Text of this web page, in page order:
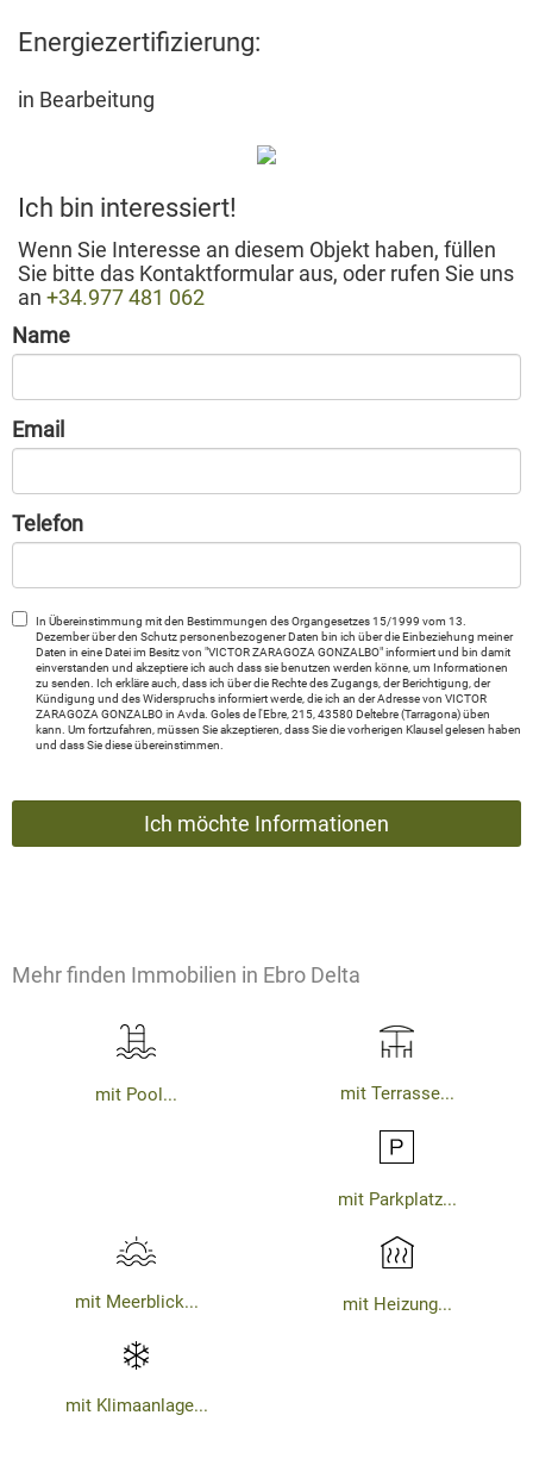
Energiezertifizierung:
in Bearbeitung
Ich bin interessiert!
Wenn Sie Interesse an diesem Objekt haben, füllen
Sie bitte das Kontaktformular aus, oder rufen Sie uns
an +34.977 481 062
Name
Email
Telefon
In Übereinstimmung mit den Bestimmungen des Organgesetzes 15/1999 vom 13.
Dezember über den Schutz personenbezogener Daten bin ich über die Einbeziehung meiner
Daten in eine Datei im Besitz von "VICTOR ZARAGOZA GONZALBO" informiert und bin damit
einverstanden und akzeptiere ich auch dass sie benutzen werden könne, um Informationen
zu senden. Ich erkläre auch, dass ich über die Rechte des Zugangs, der Berichtigung, der
Kündigung und des Widerspruchs informiert werde, die ich an der Adresse von VICTOR
ZARAGOZA GONZALBO in Avda. Goles de l'Ebre, 215, 43580 Deltebre (Tarragona) üben
kann. Um fortzufahren, müssen Sie akzeptieren, dass Sie die vorherigen Klausel gelesen haben
und dass Sie diese übereinstimmen.
Mehr finden Immobilien in Ebro Delta
mit Pool... mit Terrasse...
mit Parkplatz...
mit Meerblick... mit Heizung...
mit Klimaanlage...